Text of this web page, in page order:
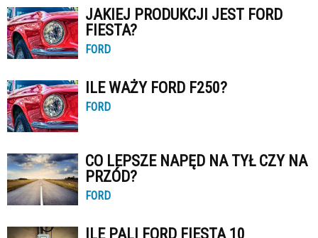
JAKIEJ PRODUKCJI JEST FORD
FIESTA?
FORD
ILE WAŻY FORD F250?
FORD
CO LEPSZE NAPĘD NA TYŁ CZY NA
PRZÓD?
FORD
ILE PALI FORD FIESTA 10